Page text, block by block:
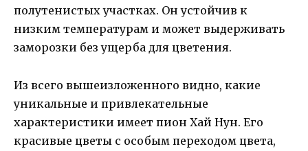
полутенистых участках. Он устойчив к
низким температурам и может выдерживать
заморозки без ущерба для цветения.
Из всего вышеизложенного видно, какие
уникальные и привлекательные
характеристики имеет пион Хай Нун. Его
красивые цветы с особым переходом цвета,